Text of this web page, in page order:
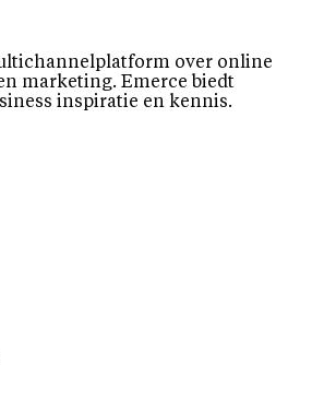
over online
marketing. Emerce biedt
inspiratie en kennis.